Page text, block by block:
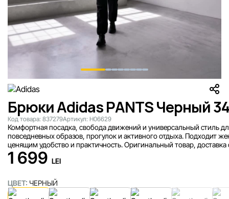
Брюки Adidas PANTS Черный 34
Код товара: 837279Артикул: H06629
Комфортная посадка, свобода движений и универсальный стиль
повседневных образов, прогулок и активного отдыха. Подходит
ценящим удобство и практичность. Оригинальный товар, доставка
1 699 LEI
ЦВЕТ: ЧЕРНЫЙ